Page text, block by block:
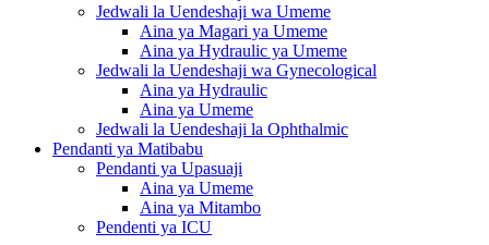
Jedwali la Uendeshaji wa Umeme
Aina ya Magari ya Umeme
Aina ya Hydraulic ya Umeme
Jedwali la Uendeshaji wa Gynecological
Aina ya Hydraulic
Aina ya Umeme
Jedwali la Uendeshaji la Ophthalmic
Pendanti ya Matibabu
Pendanti ya Upasuaji
Aina ya Umeme
Aina ya Mitambo
Pendenti ya ICU